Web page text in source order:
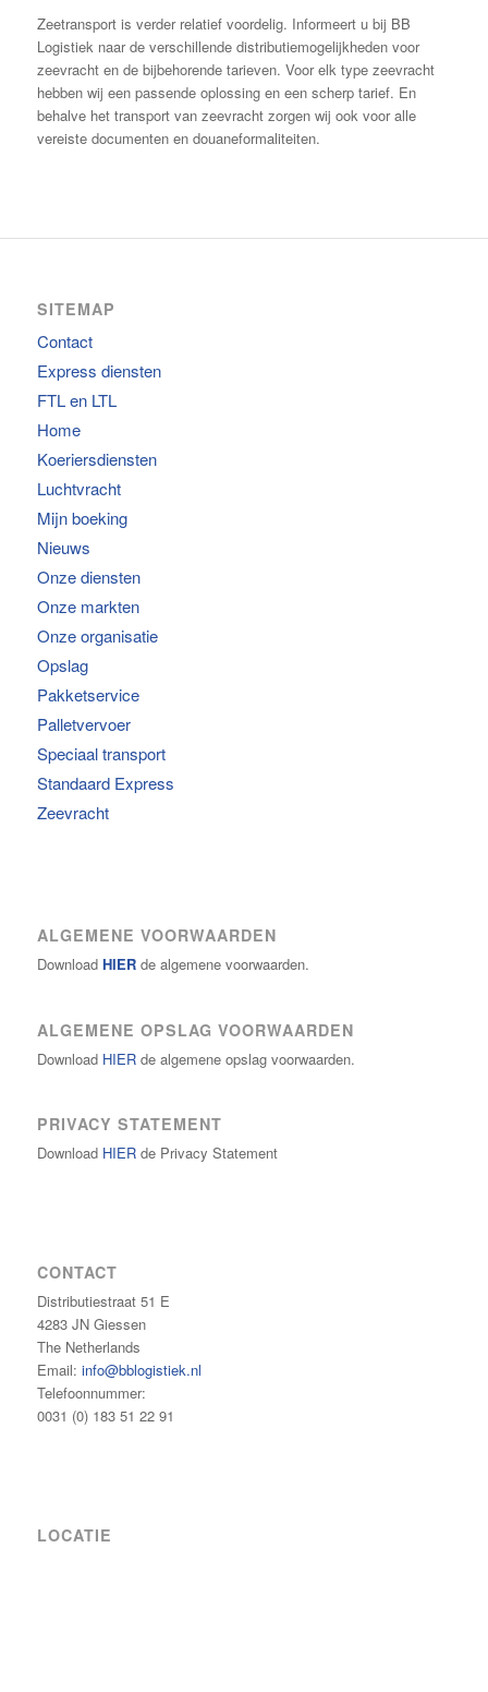
Zeetransport is verder relatief voordelig. Informeert u bij BB
Logistiek naar de verschillende distributiemogelijkheden voor
zeevracht en de bijbehorende tarieven. Voor elk type zeevracht
hebben wij een passende oplossing en een scherp tarief. En
behalve het transport van zeevracht zorgen wij ook voor alle
vereiste documenten en douaneformaliteiten.
SITEMAP
Contact
Express diensten
FTL en LTL
Home
Koeriersdiensten
Luchtvracht
Mijn boeking
Nieuws
Onze diensten
Onze markten
Onze organisatie
Opslag
Pakketservice
Palletvervoer
Speciaal transport
Standaard Express
Zeevracht
ALGEMENE VOORWAARDEN
Download HIERde algemene voorwaarden.
ALGEMENE OPSLAG VOORWAARDEN
Download HIERde algemene opslag voorwaarden.
PRIVACY STATEMENT
Download HIERde Privacy Statement
CONTACT
Distributiestraat 51 E
4283 JN Giessen
The Netherlands
Email: info@bblogistiek.nl
Telefoonnummer:
0031 (0) 183 51 22 91
LOCATIE